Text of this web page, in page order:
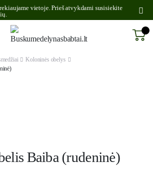
vietoje. Prieš atvykdami susisiekite
Koloninės obelys
Baiba (rudeninė)